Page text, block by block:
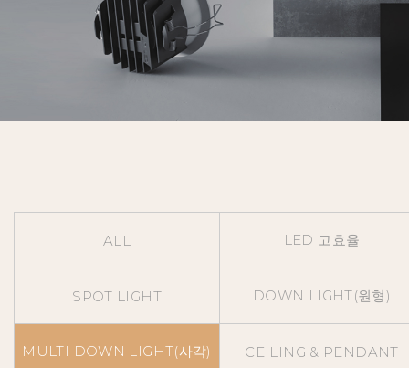
ALL LED 고효율
SPOT LIGHT DOWN LIGHT(원형)
MULTI DOWN LIGHT(사각) CEILING & PENDANT